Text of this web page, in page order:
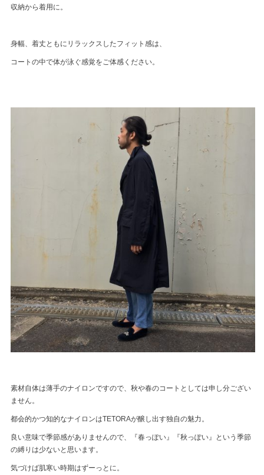
収納から着用に。
身幅、着丈ともにリラックスしたフィット感は、
コートの中で体が泳ぐ感覚をご体感ください。
素材自体は薄手のナイロンですので、秋や春のコートとしては申し分ござい
ません。
都会的かつ知的なナイロンはTETORAが醸し出す独自の魅力。
良い意味で季節感がありませんので、『春っぽい』『秋っぽい』という季節
の縛りは少ないと思います。
気づけば肌寒い時期はずーっとに。